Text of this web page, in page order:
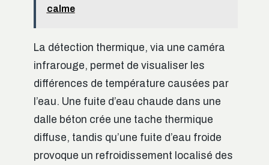
calme
La détection thermique, via une caméra
infrarouge, permet de visualiser les
différences de température causées par
l’eau. Une fuite d’eau chaude dans une
dalle béton crée une tache thermique
diffuse, tandis qu’une fuite d’eau froide
provoque un refroidissement localisé des